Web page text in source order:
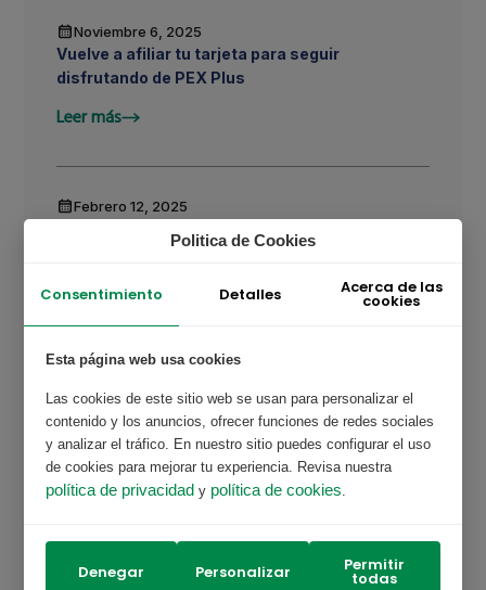
Leer más
Vuelve a afiliar tu tarjeta para seguir
disfrutando de PEX Plus
Noviembre 6, 2025
Febrero 12, 2025
Leer más
Enero 31, 2024
Leer más
Politica de Cookies
Consentimiento Detalles Acerca de las
cookies
Esta página web usa cookies
Las cookies de este sitio web se usan para personalizar el
contenido y los anuncios, ofrecer funciones de redes sociales
y analizar el tráfico. En nuestro sitio puedes configurar el uso
de cookies para mejorar tu experiencia. Revisa nuestra
política de privacidady política de cookies.
Denegar Personalizar Permitir
todas